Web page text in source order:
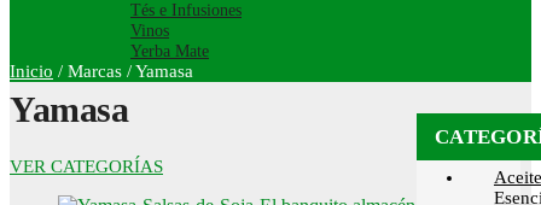
Tés e Infusiones
Vinos
Yerba Mate
Inicio / Marcas /Yamasa
Yamasa
VER CATEGORÍAS